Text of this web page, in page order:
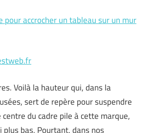
pour accrocher un tableau sur un mur
Voilà la hauteur qui, dans la
sert de repère pour suspendre
du cadre pile à cette marque,
plus bas. Pourtant, dans nos